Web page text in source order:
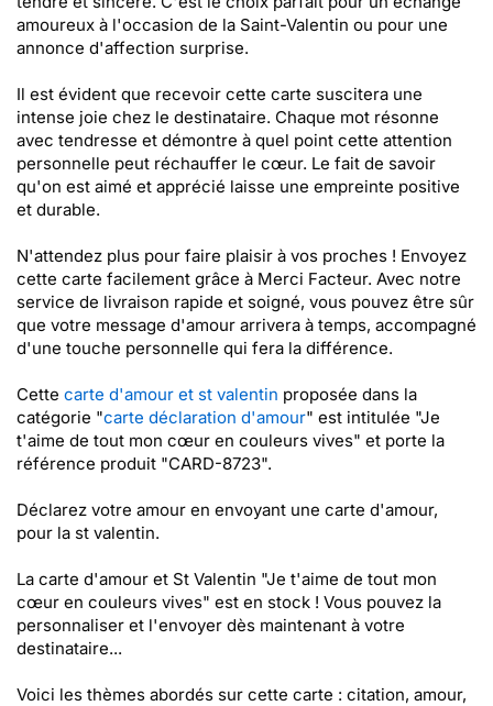
amoureux à l'occasion de la Saint-Valentin ou pour une
annonce d'affection surprise.
Il est évident que recevoir cette carte suscitera une
intense joie chez le destinataire. Chaque mot résonne
avec tendresse et démontre à quel point cette attention
personnelle peut réchauffer le cœur. Le fait de savoir
qu'on est aimé et apprécié laisse une empreinte positive
et durable.
N'attendez plus pour faire plaisir à vos proches ! Envoyez
cette carte facilement grâce à Merci Facteur. Avec notre
service de livraison rapide et soigné, vous pouvez être sûr
que votre message d'amour arrivera à temps, accompagné
d'une touche personnelle qui fera la différence.
Cette carte d'amour et st valentin proposée dans la
catégorie "carte déclaration d'amour" est intitulée "Je
t'aime de tout mon cœur en couleurs vives" et porte la
référence produit "CARD-8723".
Déclarez votre amour en envoyant une carte d'amour,
pour la st valentin.
La carte d'amour et St Valentin "Je t'aime de tout mon
cœur en couleurs vives" est en stock ! Vous pouvez la
personnaliser et l'envoyer dès maintenant à votre
destinataire...
Voici les thèmes abordés sur cette carte : citation, amour,